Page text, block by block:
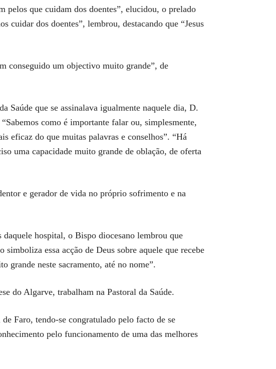
pelos que cuidam dos doentes”, elucidou, o prelado
cuidar dos doentes”, lembrou, destacando que “Jesus
conseguido um objectivo muito grande”, de
Saúde que se assinalava igualmente naquele dia, D.
como é importante falar ou, simplesmente,
eficaz do que muitas palavras e conselhos”. “Há
uma capacidade muito grande de oblação, de oferta
e gerador de vida no próprio sofrimento e na
hospital, o Bispo diocesano lembrou que
essa acção de Deus sobre aquele que recebe
grande neste sacramento, até no nome”.
do Algarve, trabalham na Pastoral da Saúde.
Faro, tendo-se congratulado pelo facto de se
pelo funcionamento de uma das melhores